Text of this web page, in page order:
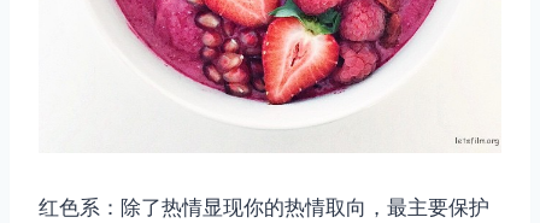
红色系：除了热情显现你的热情取向，最主要保护